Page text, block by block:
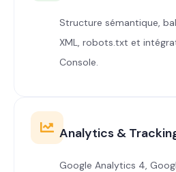
Structure sémantique,
XML, robots.txt et
Console.
Analytics &
Google Analytics 4,